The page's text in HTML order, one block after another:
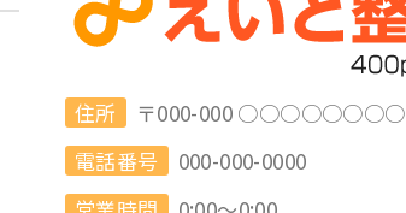
住所
〒000-000 ○○○○○○○○
電話番号
000-000-0000